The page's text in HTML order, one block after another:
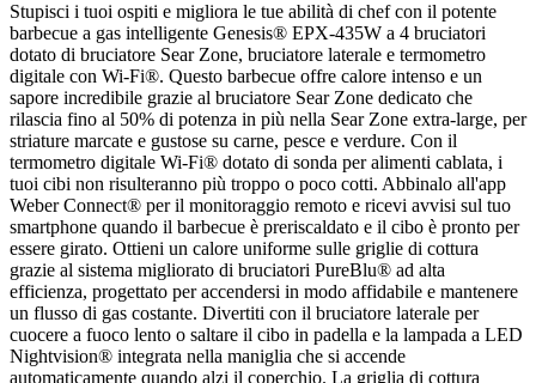
Stupisci i tuoi ospiti e migliora le tue abilità di chef con il potente
barbecue a gas intelligente Genesis® EPX-435W a 4 bruciatori
dotato di bruciatore Sear Zone, bruciatore laterale e termometro
digitale con Wi-Fi®. Questo barbecue offre calore intenso e un
sapore incredibile grazie al bruciatore Sear Zone dedicato che
rilascia fino al 50% di potenza in più nella Sear Zone extra-large, per
striature marcate e gustose su carne, pesce e verdure. Con il
termometro digitale Wi-Fi® dotato di sonda per alimenti cablata, i
tuoi cibi non risulteranno più troppo o poco cotti. Abbinalo all'app
Weber Connect® per il monitoraggio remoto e ricevi avvisi sul tuo
smartphone quando il barbecue è preriscaldato e il cibo è pronto per
essere girato. Ottieni un calore uniforme sulle griglie di cottura
grazie al sistema migliorato di bruciatori PureBlu® ad alta
efficienza, progettato per accendersi in modo affidabile e mantenere
un flusso di gas costante. Divertiti con il bruciatore laterale per
cuocere a fuoco lento o saltare il cibo in padella e la lampada a LED
Nightvision® integrata nella maniglia che si accende
automaticamente quando alzi il coperchio. La griglia di cottura